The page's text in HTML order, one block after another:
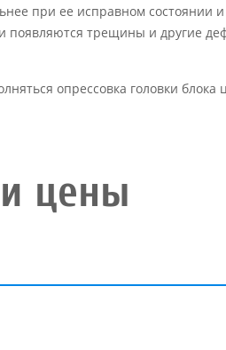
при ее исправном состоянии
появляются трещины и другие
опрессовка головки
цены